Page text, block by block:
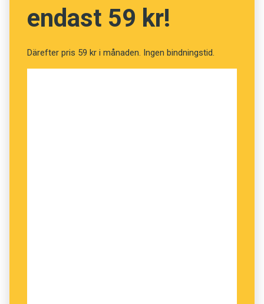
endast 59 kr!
Därefter pris 59 kr i månaden. Ingen bindningstid.